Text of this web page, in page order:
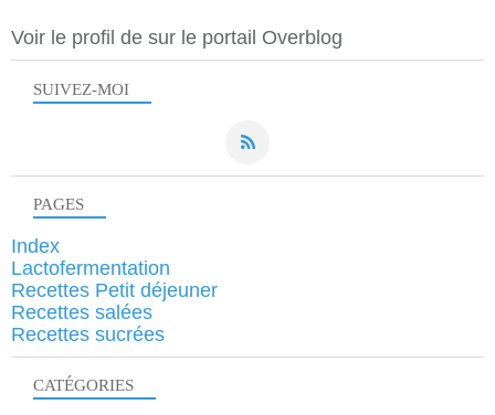
SUIVEZ-MOI
Voir le profil de sur le portail Overblog
PAGES
Index
Lactofermentation
Recettes Petit déjeuner
Recettes salées
Recettes sucrées
CATÉGORIES